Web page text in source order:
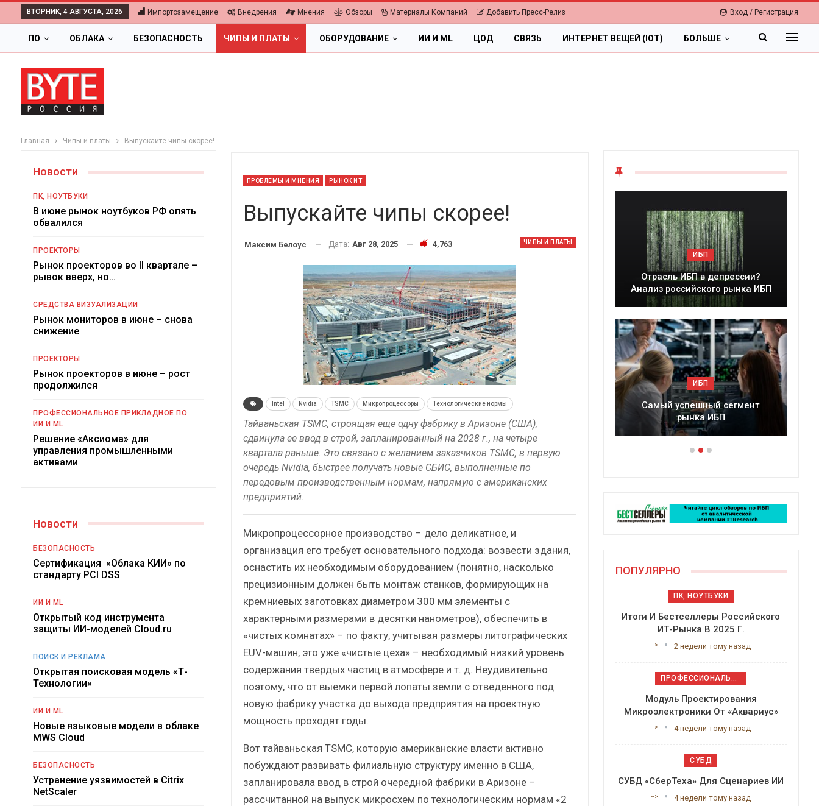
Вход / Регистрация
ВТОРНИК, 4 АВГУСТА, 2026 Импортозамещение Внедрения Мнения Обзоры Материалы Компаний Добавить Пресс-Релиз
ПО ОБЛАКА БЕЗОПАСНОСТЬ ЧИПЫ И ПЛАТЫ ОБОРУДОВАНИЕ ИИ И ML ЦОД СВЯЗЬ ИНТЕРНЕТ ВЕЩЕЙ (IOT) БОЛЬШЕ
Главная Чипы и платы Выпускайте чипы скорее!
ПРОБЛЕМЫ И МНЕНИЯ РЫНОК ИТ
Выпускайте чипы скорее!
ЧИПЫ И ПЛАТЫ
Максим Белоус Дата: Авг 28, 2025 4,763
Intel Nvidia TSMC Микропроцессоры Технологические нормы
Тайваньская TSMC, строящая еще одну фабрику в Аризоне (США),
сдвинула ее ввод в строй, запланированный на 2028 г., на четыре
квартала раньше. Это связано с желанием заказчиков TSMC, в первую
очередь Nvidia, быстрее получать новые СБИС, выполненные по
передовым производственным нормам, напрямую с американских
предприятий.
Микропроцессорное производство – дело деликатное, и
организация его требует основательного подхода: возвести здания,
оснастить их необходимым оборудованием (понятно, насколько
прецизионным должен быть монтаж станков, формирующих на
кремниевых заготовках диаметром 300 мм элементы с
характерными размерами в десятки нанометров), обеспечить в
«чистых комнатах» – по факту, учитывая размеры литографических
EUV-машин, это уже «чистые цеха» – необходимый низкий уровень
содержания твердых частиц в атмосфере и т. д. Неудивительно
поэтому, что от выемки первой лопаты земли с отведенного под
новую фабрику участка до выхода предприятия на проектную
мощность проходят годы.
Вот тайваньская TSMC, которую американские власти активно
побуждают развивать филиальную структуру именно в США,
запланировала ввод в строй очередной фабрики в Аризоне –
рассчитанной на выпуск микросхем по технологическим нормам «2
Новости
ПК, НОУТБУКИ
В июне рынок ноутбуков РФ опять
обвалился
ПРОЕКТОРЫ
Рынок проекторов во II квартале –
рывок вверх, но…
СРЕДСТВА ВИЗУАЛИЗАЦИИ
Рынок мониторов в июне – снова
снижение
ПРОЕКТОРЫ
Рынок проекторов в июне – рост
продолжился
ПРОФЕССИОНАЛЬНОЕ ПРИКЛАДНОЕ ПО
ИИ И ML
Решение «Аксиома» для
управления промышленными
активами
Новости
БЕЗОПАСНОСТЬ
Сертификация «Облака КИИ» по
стандарту PCI DSS
ИИ И ML
Открытый код инструмента
защиты ИИ-моделей Cloud.ru
ПОИСК И РЕКЛАМА
Открытая поисковая модель «Т-
Технологии»
ИИ И ML
Новые языковые модели в облаке
MWS Cloud
БЕЗОПАСНОСТЬ
Устранение уязвимостей в Citrix
NetScaler
Цифровая экономика 2026.
Краткий статистический
российский рынок ИБП?
Итоги и Бестселлеры
российского ИТ-рынка в 2025 г.
ИБП
Отрасль ИБП в депрессии?
Часть II.
Отрасль ИБП в депрессии?
Анализ российского рынка ИБП
ИБП
Самый успешный сегмент
рынка ИБП
ОБЛАКА
Цифровая экономика 2026.
Краткий статистический
сборник от…
ИБП
Подкосят ли глобальные угрозы
российский рынок ИБП?
ПОПУЛЯРНО
ПК, НОУТБУКИ
Итоги И Бестселлеры Российского
ИТ-Рынка В 2025 Г.
--> 2 недели тому назад
ПРОФЕССИОНАЛЬНОЕ ПРИКЛАДНОЕ ПО
Модуль Проектирования
Микроэлектроники От «Аквариус»
--> 4 недели тому назад
СУБД
СУБД «СберТеха» Для Сценариев ИИ
--> 4 недели тому назад